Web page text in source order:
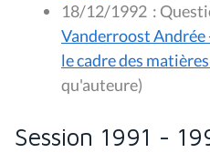
18/12/1992 :
Vanderroost Andrée
le cadre des
qu'auteure)
Session 1991 -